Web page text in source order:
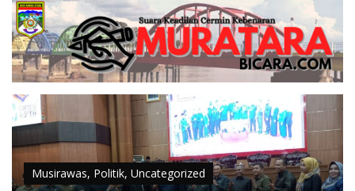
Musirawas, Politik, Uncategorized